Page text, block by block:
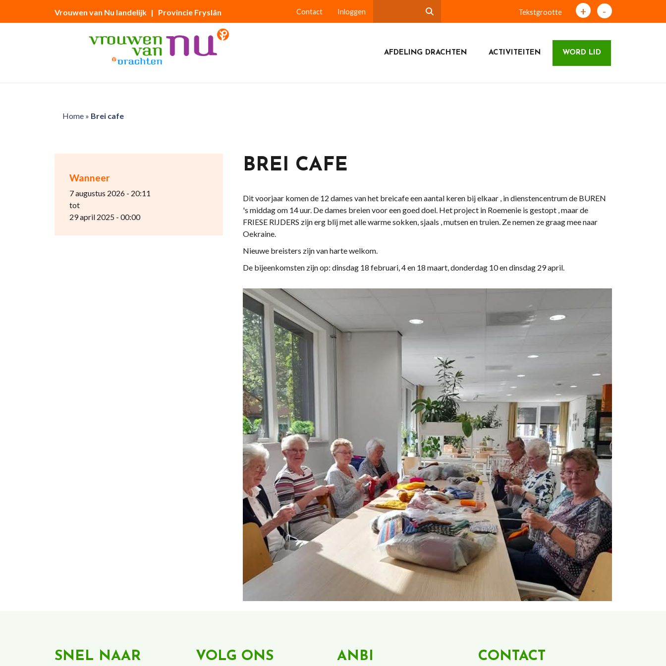
Vrouwen van Nu landelijk | Provincie Fryslân Contact Inloggen Tekstgrootte + -
AFDELING DRACHTEN ACTIVITEITEN WORD LID
Home» Brei cafe
Wanneer
7 augustus 2026 - 20:11
tot
29 april 2025 - 00:00
BREI CAFE
Dit voorjaar komen de 12 dames van het breicafe een aantal keren bij elkaar , in dienstencentrum de BUREN
's middag om 14 uur. De dames breien voor een goed doel. Het project in Roemenie is gestopt , maar de
FRIESE RIJDERS zijn erg blij met alle warme sokken, sjaals , mutsen en truien. Ze nemen ze graag mee naar
Oekraine.
Nieuwe breisters zijn van harte welkom.
De bijeenkomsten zijn op: dinsdag 18 februari, 4 en 18 maart, donderdag 10 en dinsdag 29 april.
SNEL NAAR VOLG ONS ANBI CONTACT